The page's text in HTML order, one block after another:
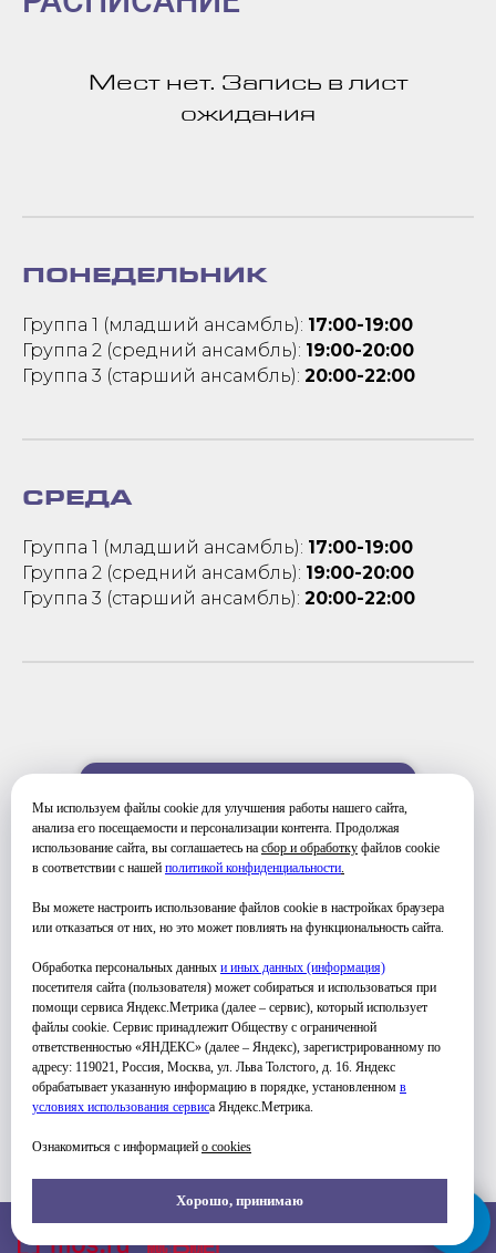
Мы используем файлы cookie для улучшения работы нашего сайта,
анализа его посещаемости и персонализации контента. Продолжая
использование сайта, вы соглашаетесь на сбор и обработку файлов cookie
в соответствии с нашей политикой конфиденциальности.
Вы можете настроить использование файлов cookie в настройках браузера
или отказаться от них, но это может повлиять на функциональность сайта.
Обработка персональных данных и иных данных (информация)
посетителя сайта (пользователя) может собираться и использоваться при
помощи сервиса Яндекс.Метрика (далее – сервис), который использует
файлы cookie. Сервис принадлежит Обществу с ограниченной
ответственностью «ЯНДЕКС» (далее – Яндекс), зарегистрированному по
адресу: 119021, Россия, Москва, ул. Льва Толстого, д. 16. Яндекс
обрабатывает указанную информацию в порядке, установленном в
условиях использования сервиса Яндекс.Метрика.
Ознакомиться с информацией о cookies
Хорошо, принимаю
Мест нет. Запись в лист
ожидания
ПОНЕДЕЛЬНИК
Группа 1 (младший ансамбль): 17:00-19:00
Группа 2 (средний ансамбль): 19:00-20:00
Группа 3 (старший ансамбль): 20:00-22:00
СРЕДА
Группа 1 (младший ансамбль): 17:00-19:00
Группа 2 (средний ансамбль): 19:00-20:00
Группа 3 (старший ансамбль): 20:00-22:00
ФОТО ЗАНЯТИЙ